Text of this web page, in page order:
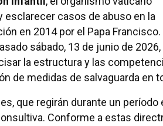
esclarecer casos de abuso en la
en 2014 por el Papa Francisco.
sábado, 13 de junio de 2026,
la estructura y las
de medidas de salvaguarda en
que regirán durante un
Conforme a estas